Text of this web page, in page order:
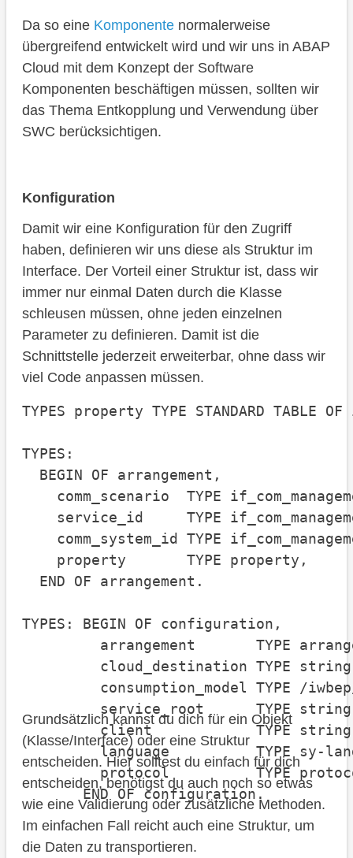
Da so eine Komponente normalerweise
übergreifend entwickelt wird und wir uns in ABAP
Cloud mit dem Konzept der Software
Komponenten beschäftigen müssen, sollten wir
das Thema Entkopplung und Verwendung über
SWC berücksichtigen.
Konfiguration
Damit wir eine Konfiguration für den Zugriff
haben, definieren wir uns diese als Struktur im
Interface. Der Vorteil einer Struktur ist, dass wir
immer nur einmal Daten durch die Klasse
schleusen müssen, ohne jeden einzelnen
Parameter zu definieren. Damit ist die
Schnittstelle jederzeit erweiterbar, ohne dass wir
viel Code anpassen müssen.
TYPES property TYPE STANDARD TABLE
TYPES:
BEGIN OF arrangement,
comm_scenario  TYPE
service_id     TYPE
comm_system_id TYPE
property       TYPE property,
END OF arrangement.
TYPES: BEGIN OF configuration,
arrangement       TYPE
cloud_destination TYPE
consumption_model TYPE /iwbep/
service_root      TYPE
client            TYPE
language          TYPE sy-
protocol          TYPE
END OF configuration.
Grundsätzlich kannst du dich für ein Objekt
(Klasse/Interface) oder eine Struktur
entscheiden. Hier solltest du einfach für dich
entscheiden, benötigst du auch noch so etwas
wie eine Validierung oder zusätzliche Methoden.
Im einfachen Fall reicht auch eine Struktur, um
die Daten zu transportieren.